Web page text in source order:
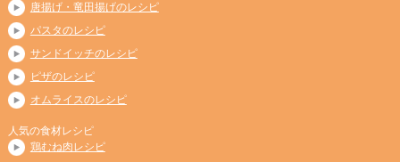
唐揚げ・竜田揚げのレシピ
パスタのレシピ
サンドイッチのレシピ
ピザのレシピ
オムライスのレシピ
人気の食材レシピ
鶏むね肉レシピ